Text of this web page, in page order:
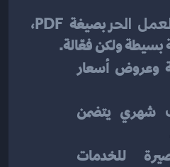
الحر
بسيطة ولكن فعّالة.
مرقّمة وعروض أسعار